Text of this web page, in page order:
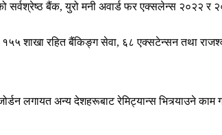
सर्वश्रेष्ठ बैंक, युरो मनी अवार्ड फर एक्सलेन्स २०२२ र
१५५ शाखा रहित बैंकिङ्ग सेवा, ६८ एक्सटेन्सन तथा
लगायत अन्य देशहरूबाट रेमिट्यान्स भित्र्याउने काम